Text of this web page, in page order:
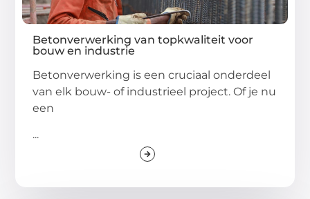
Betonverwerking van topkwaliteit voor
bouw en industrie
Betonverwerking is een cruciaal onderdeel
van elk bouw- of industrieel project. Of je nu
een
...